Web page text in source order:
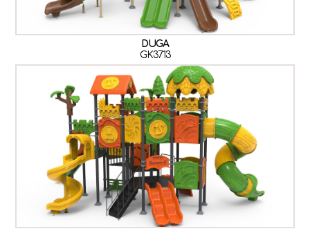
DUGA
GK3713